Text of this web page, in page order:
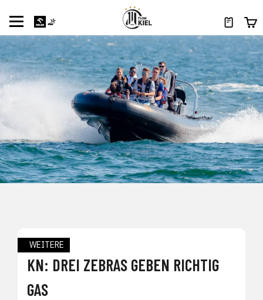
WEITERE
KN: DREI ZEBRAS GEBEN RICHTIG
GAS